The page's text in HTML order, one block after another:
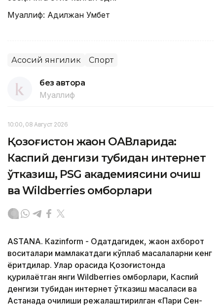
Муаллиф: Адилжан Умбет
Асосий янгилик Спорт
без автора
Муаллиф
10:00, 08 Август 2026
Қозоғистон жаҳон ОАВларида:
Каспий денгизи тубидан интернет
ўтказиш, PSG академиясини очиш
ва Wildberries омборлари
ASTANА. Кazinform - Одатдагидек, жаҳон ахборот
воситалари мамлакатдаги кўплаб масалаларни кенг
ёритдилар. Улар орасида Қозоғистонда
қурилаётган янги Wildberries омборлари, Каспий
денгизи тубидан интернет ўтказиш масаласи ва
Астанада очилиши режалаштирилган «Пари Сен-